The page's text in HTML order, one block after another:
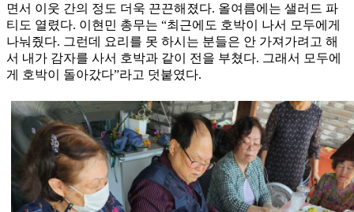
면서 이웃 간의 정도 더욱 끈끈해졌다. 올여름에는 샐러드 파
티도 열렸다. 이현민 총무는 “최근에도 호박이 나서 모두에게
나눠줬다. 그런데 요리를 못 하시는 분들은 안 가져가려고 해
서 내가 감자를 사서 호박과 같이 전을 부쳤다. 그래서 모두에
게 호박이 돌아갔다”라고 덧붙였다.